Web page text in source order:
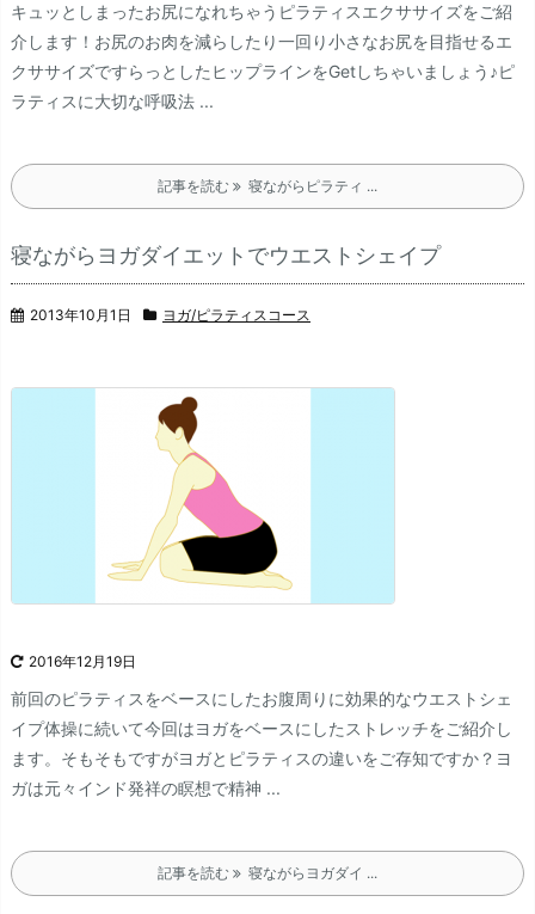
キュッとしまったお尻になれちゃうピラティスエクササイズをご紹
介します！ お尻のお肉を減らしたり一回り小さなお尻を目指せるエ
クササイズですらっとしたヒップラインをGetしちゃいましょう♪ピ
ラティスに大切な呼吸法 ...
記事を読む 寝ながらピラティ ...
寝ながらヨガダイエットでウエストシェイプ
2013年10月1日 ヨガ/ピラティスコース
2016年12月19日
前回のピラティスをベースにしたお腹周りに効果的なウエストシェ
イプ体操に続いて今回はヨガをベースにしたストレッチをご紹介し
ます。 そもそもですがヨガとピラティスの違いをご存知ですか？ ヨ
ガは元々インド発祥の瞑想で精神 ...
記事を読む 寝ながらヨガダイ ...